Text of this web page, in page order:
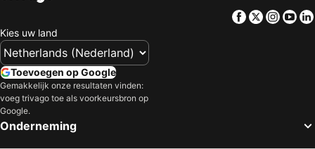
Cartagena, Bolívar Hotels
Bogotá, Bogotá Hotels
Santa Marta, Magdalena Hotels
San Andrés, San Andrés, Providencia and Santa Catalina Hotels
Salento, Quindío Hotels
Facebook
Twitter
Kies uw land
Toevoegen op Google
Gemakkelijk onze resultaten vinden:
voeg trivago toe als voorkeursbron op
Google.
Onderneming